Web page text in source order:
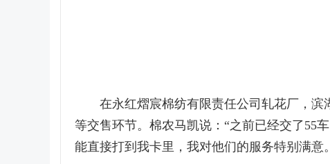
在永红熠宸棉纺有限责任公司轧花厂，
等交售环节。棉农马凯说：“之前已经交了55
能直接打到我卡里，我对他们的服务特别满意